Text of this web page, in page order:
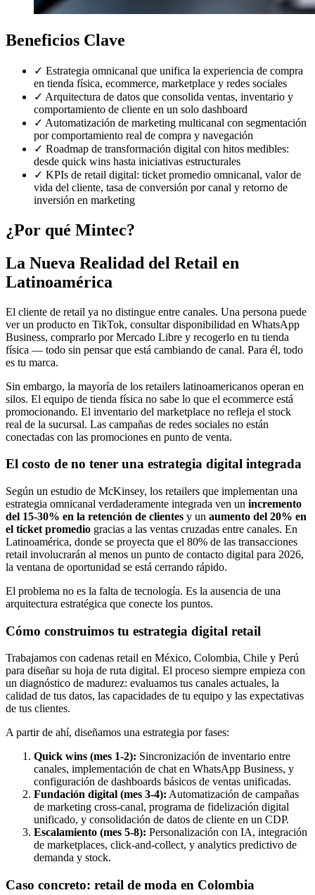
Beneficios Clave
✓ Estrategia omnicanal que unifica la experiencia de compra
en tienda física, ecommerce, marketplace y redes sociales
✓ Arquitectura de datos que consolida ventas, inventario y
comportamiento de cliente en un solo dashboard
✓ Automatización de marketing multicanal con segmentación
por comportamiento real de compra y navegación
✓ Roadmap de transformación digital con hitos medibles:
desde quick wins hasta iniciativas estructurales
✓ KPIs de retail digital: ticket promedio omnicanal, valor de
vida del cliente, tasa de conversión por canal y retorno de
inversión en marketing
¿Por qué Mintec?
La Nueva Realidad del Retail en
Latinoamérica
El cliente de retail ya no distingue entre canales. Una persona puede
ver un producto en TikTok, consultar disponibilidad en WhatsApp
Business, comprarlo por Mercado Libre y recogerlo en tu tienda
física — todo sin pensar que está cambiando de canal. Para él, todo
es tu marca.
Sin embargo, la mayoría de los retailers latinoamericanos operan en
silos. El equipo de tienda física no sabe lo que el ecommerce está
promocionando. El inventario del marketplace no refleja el stock
real de la sucursal. Las campañas de redes sociales no están
conectadas con las promociones en punto de venta.
El costo de no tener una estrategia digital integrada
Según un estudio de McKinsey, los retailers que implementan una
estrategia omnicanal verdaderamente integrada ven un incremento
del 15-30% en la retención de clientes y un aumento del 20% en
el ticket promedio gracias a las ventas cruzadas entre canales. En
Latinoamérica, donde se proyecta que el 80% de las transacciones
retail involucrarán al menos un punto de contacto digital para 2026,
la ventana de oportunidad se está cerrando rápido.
El problema no es la falta de tecnología. Es la ausencia de una
arquitectura estratégica que conecte los puntos.
Cómo construimos tu estrategia digital retail
Trabajamos con cadenas retail en México, Colombia, Chile y Perú
para diseñar su hoja de ruta digital. El proceso siempre empieza con
un diagnóstico de madurez: evaluamos tus canales actuales, la
calidad de tus datos, las capacidades de tu equipo y las expectativas
de tus clientes.
A partir de ahí, diseñamos una estrategia por fases:
Quick wins (mes 1-2): Sincronización de inventario entre
canales, implementación de chat en WhatsApp Business, y
configuración de dashboards básicos de ventas unificadas.
Fundación digital (mes 3-4): Automatización de campañas
de marketing cross-canal, programa de fidelización digital
unificado, y consolidación de datos de cliente en un CDP.
Escalamiento (mes 5-8): Personalización con IA, integración
de marketplaces, click-and-collect, y analytics predictivo de
demanda y stock.
Caso concreto: retail de moda en Colombia